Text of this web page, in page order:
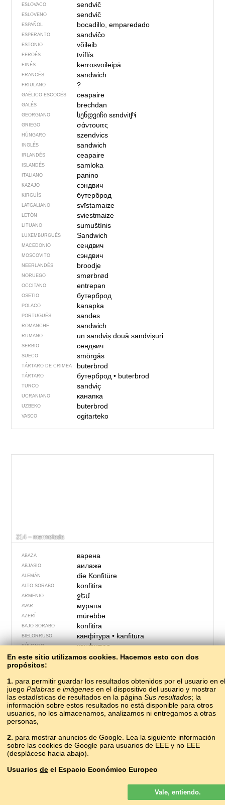
ESLOVACO sendvič
ESLOVENO sendvič
ESPAÑOL bocadillo, emparedado
ESPERANTO sandviĉo
ESTONIO võileib
FEROÉS tvíflís
FINÉS kerrosvoileipä
FRANCÉS sandwich
FRIULANO ?
GAÉLICO ESCOCÉS ceapaire
GALÉS brechdan
GEORGIANO სენდვიჩიsɛndvitʃʰi
GRIEGO σάντουιτς
HÚNGARO szendvics
INGLÉS sandwich
IRLANDÉS ceapaire
ISLANDÉS samloka
ITALIANO panino
KAZAJO сэндвич
KIRGUÍS бутерброд
LATGALIANO svīstamaize
LETÓN sviestmaize
LITUANO sumuštìnis
LUXEMBURGUÉS Sandwich
MACEDONIO сендвич
MOSCOVITO сэндвич
NEERLANDÉS broodje
NORUEGO smørbrød
OCCITANO entrepan
OSETIO бутерброд
POLACO kanapka
PORTUGUÉS sandes
ROMANCHE sandwich
RUMANO un sandvișdouă sandvișuri
SERBIO сендвич
SUECO smörgås
TÁRTARO DE CRIMEA buterbrod
TÁRTARO бутерброд• buterbrod
TURCO sandviç
UCRANIANO канапка
UZBEKO buterbrod
VASCO ogitarteko
214 – mermelada
ABAZA варена
ABJASIO аилажә
ALEMÁN die Konfitüre
ALTO SORABO konfitira
ARMENIO ջեմ
AVAR мурапа
AZERÍ mürəbbə
BAJO SORABO konfitira
BIELORRUSO канфітура• kanfitura
BÚLGARO конфитюр
CASUBIO zaprawë
CATALÁN
CHINO 果酱guǒjiàng
CÓRNICO kyfeyth
CROATA džem
CUMUCO мураба
DANÉS
ERZYA варения
ESLOVACO zaváranina
ESLOVENO marmelada
ESPAÑOL mermelada
En este sitio utilizamos cookies. Hacemos esto con dos
propósitos:
1. para permitir guardar los resultados obtenidos por el usuario en el
juego Palabras e imágenes en el dispositivo del usuario y mostrar
las estadísticas de resultados en la página Sus resultados; la
información sobre estos resultados no está disponible para otros
usuarios, no los almacenamos, analizamos ni entregamos a otras
personas,
2. para mostrar anuncios de Google. Lea la siguiente información
sobre las cookies de Google para usuarios de EEE y no EEE
(desplácese hacia abajo).
Usuarios de el Espacio Económico Europeo
Los anuncios de Google que se muestran en nuestro sitio para los
son personalizados. Si bien estos anuncios no
usan cookies para la personalización de los anuncios, sí lo hacen
Vale, entiendo.